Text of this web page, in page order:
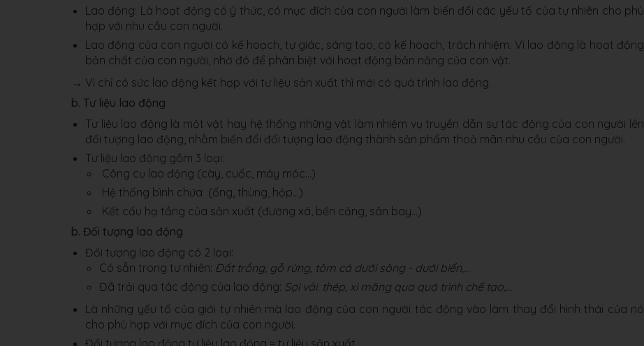
Lao động: Là hoạt động có ý thức, có mục đích của con người làm biến đổi các yếu tố của tự nhiên cho phù
hợp với nhu cầu con người.
Lao động của con người có kế hoạch, tự giác, sáng tạo, có kế hoạch, trách nhiệm. Vì lao động là hoạt động
bản chất của con người, nhờ đó để phân biệt với hoạt động bản năng của con vật.
→ Vì chỉ có sức lao động kết hợp với tư liệu sản xuất thì mới có quá trình lao động.
b. Tư liệu lao động
Tư liệu lao động là một vật hay hệ thống những vật làm nhiệm vụ truyền dẫn sự tác động của con người lên
đối tượng lao động, nhằm biến đổi đối tượng lao động thành sản phẩm thoả mãn nhu cầu của con người.
Tư liệu lao động gồm 3 loại:
Công cụ lao động (cày, cuốc, máy móc...)
Hệ thống bình chứa (ống, thùng, hộp...)
Kết cấu hạ tầng của sản xuất (đường xá, bến cảng, sân bay...)
b. Đối tượng lao động
Đối tượng lao động có 2 loại:
Có sẵn trong tự nhiên: Đất trồng, gỗ rừng, tôm cá dưới sông - dưới biển,...
Đã trải qua tác động của lao động: Sợi vải. thép, xi măng qua quá trình chế tạo,...
Là những yếu tố của giới tự nhiên mà lao động của con người tác động vào làm thay đổi hình thái của nó
cho phù hợp với mục đích của con người.